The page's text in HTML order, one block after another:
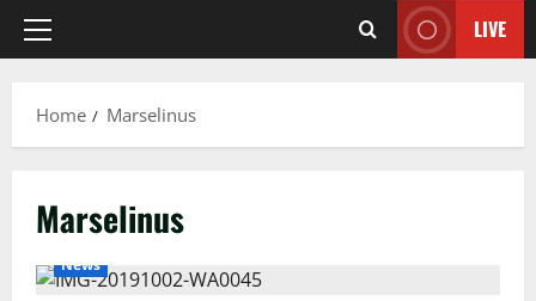
Primary
LIVE
Home Marselinus
Marselinus
News